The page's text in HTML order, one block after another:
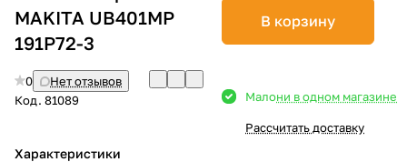
MAKITA UB401MP
191P72-3
0
Нет отзывов
Код. 81089
Характеристики
В корзину
Малони в одном магазине
Рассчитать доставку
25%
Добавляйте товары